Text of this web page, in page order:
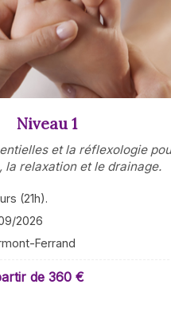
Niveau 1
et la réflexologie
la relaxation et le drainage.
(21h).
2026
Ferrand
de 360 €